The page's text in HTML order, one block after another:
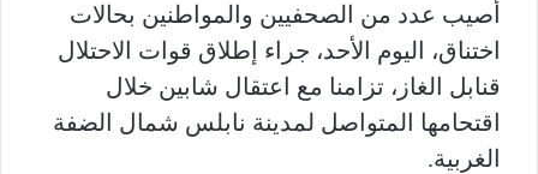
أُصيب عدد من الصحفيين والمواطنين بحالات
اختناق، اليوم الأحد، جراء إطلاق قوات الاحتلال
قنابل الغاز، تزامنا مع اعتقال شابين خلال
اقتحامها المتواصل لمدينة نابلس شمال الضفة
الغربية.